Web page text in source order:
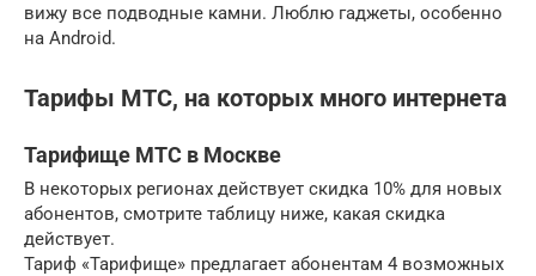
вижу все подводные камни. Люблю гаджеты, особенно
на Android.
Тарифы МТС, на которых много интернета
Тарифище МТС в Москве
В некоторых регионах действует скидка 10% для новых
абонентов, смотрите таблицу ниже, какая скидка
действует.
Тариф «Тарифище» предлагает абонентам 4 возможных